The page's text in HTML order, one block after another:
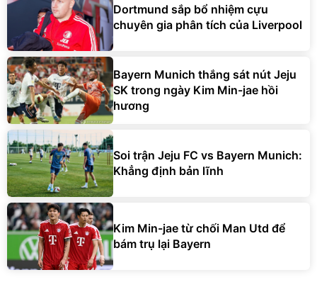
Dortmund sắp bổ nhiệm cựu
chuyên gia phân tích của Liverpool
Bayern Munich thắng sát nút Jeju
SK trong ngày Kim Min-jae hồi
hương
Soi trận Jeju FC vs Bayern Munich:
Khẳng định bản lĩnh
Kim Min-jae từ chối Man Utd để
bám trụ lại Bayern